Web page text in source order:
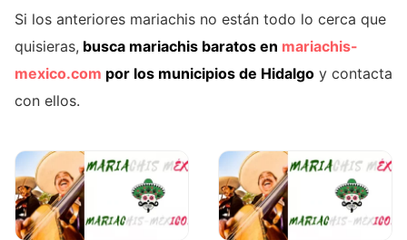
Si los anteriores mariachis no están todo lo cerca que
quisieras, busca mariachis baratos en mariachis-
mexico.com por los municipios de Hidalgo y contacta
con ellos.